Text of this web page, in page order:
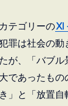
テゴリーのⅪ
犯罪は社会の
が、「バブル
であったも
き」と「放置